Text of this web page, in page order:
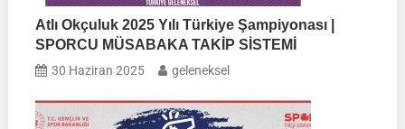
Atlı Okçuluk 2025 Yılı Türkiye Şampiyonası |
SPORCU MÜSABAKA TAKİP SİSTEMİ
30 Haziran 2025 geleneksel